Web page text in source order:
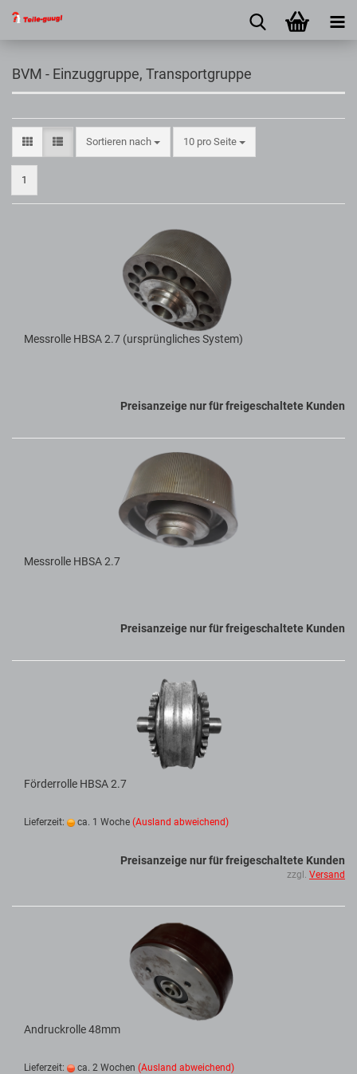
BVM - Einzuggruppe, Transportgruppe
Sortieren nach 10 pro Seite
1
Messrolle HBSA 2.7 (ursprüngliches System)
Preisanzeige nur für freigeschaltete Kunden
Messrolle HBSA 2.7
Preisanzeige nur für freigeschaltete Kunden
Förderrolle HBSA 2.7
Lieferzeit: ca. 1 Woche (Ausland abweichend)
Preisanzeige nur für freigeschaltete Kunden
zzgl. Versand
Andruckrolle 48mm
Lieferzeit: ca. 2 Wochen (Ausland abweichend)